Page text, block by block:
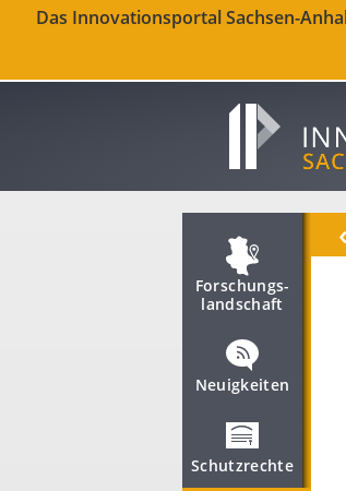
Das Innovationsportal Sachsen-
Forschungs­
landschaft
Neuigkeiten
Schutzrechte